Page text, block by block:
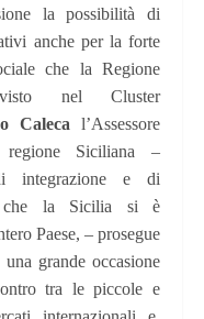
la possibilità di
anche per la forte
che la Regione
nel Cluster
Caleca l’Assessore
regione Siciliana –
integrazione e di
che la Sicilia si è
Paese, – prosegue
grande occasione
tra le piccole e